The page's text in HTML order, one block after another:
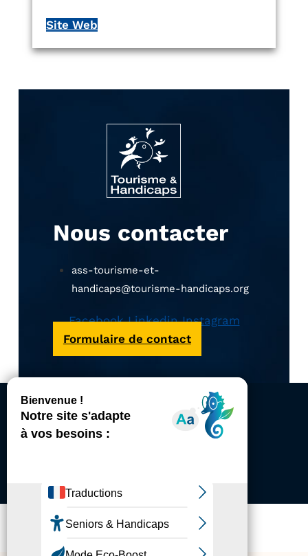
Site Web
Nous contacter
ass-tourisme-et-
handicaps@tourisme-handicaps.org
Facebook Linkedin Instagram
Formulaire de contact
ACCESSIBILITÉ
REVUE DE PRESSE
PLAN DU SITE